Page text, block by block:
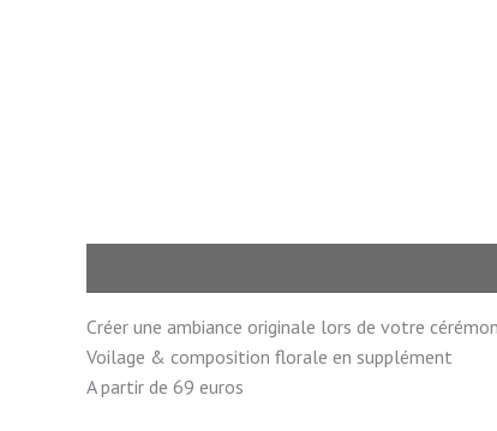
Créer une ambiance originale lors de votre
Voilage & composition florale en supplément ​
A partir de 69 euros